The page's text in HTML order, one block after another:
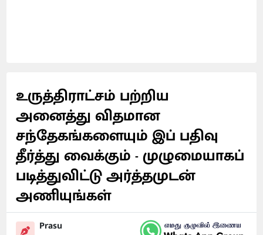
உருத்திராட்சம் பற்றிய
அனைத்து விதமான
சந்தேகங்களையும் இப் பதிவு
தீர்த்து வைக்கும் - முழுமையாகப்
படித்துவிட்டு அர்த்தமுடன்
அணியுங்கள்
Prasu